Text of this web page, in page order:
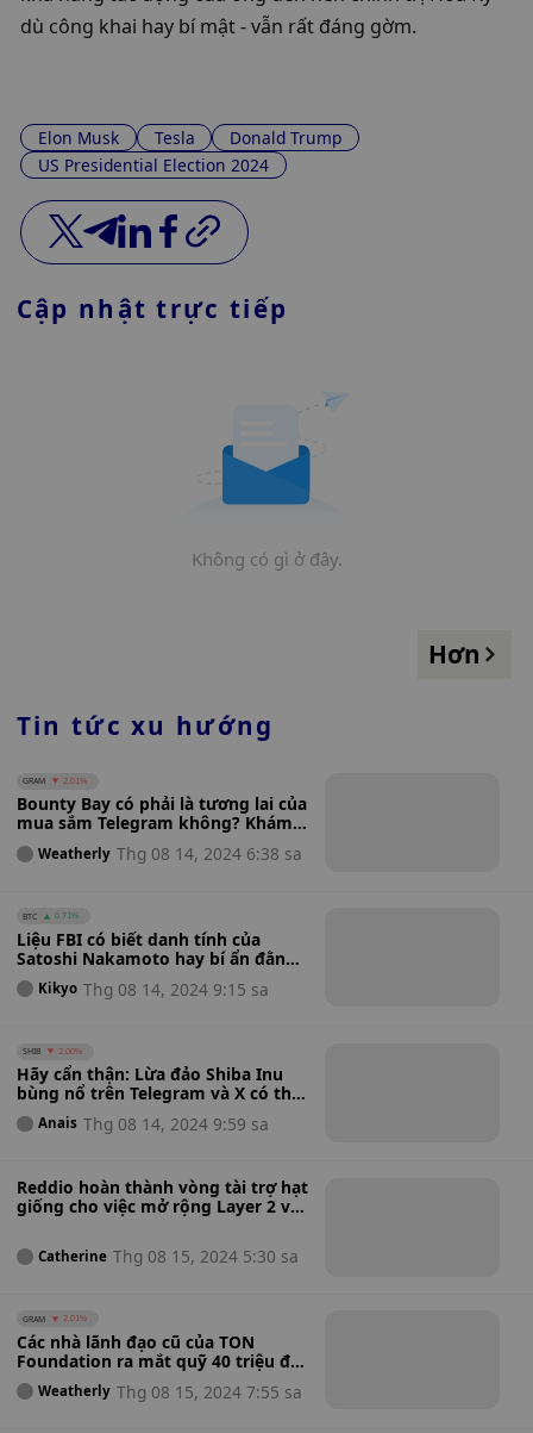
dù công khai hay bí mật - vẫn rất đáng gờm.
Elon Musk Tesla
Donald Trump
US Presidential Election 2024
Cập nhật trực tiếp
Không có gì ở đây.
Hơn
Tin tức xu hướng
GRAM 2.01%
Bounty Bay có phải là tương lai của
mua sắm Telegram không? Khám
phá cách $BBY Token và Airdrop
Points có thể thay đổi trò chơi
Weatherly Thg 08 14, 2024 6:38 sa
BTC 0.71%
Liệu FBI có biết danh tính của
Satoshi Nakamoto hay bí ẩn đằng
sau người sáng tạo ra Bitcoin vẫn
còn là ẩn số?
Kikyo Thg 08 14, 2024 9:15 sa
SHIB 2.00%
Hãy cẩn thận: Lừa đảo Shiba Inu
bùng nổ trên Telegram và X có thể
làm rỗng ví của bạn – Đừng sập
bẫy này
Anais Thg 08 14, 2024 9:59 sa
Reddio hoàn thành vòng tài trợ hạt
giống cho việc mở rộng Layer 2 với
trong bối cảnh tích hợp World ID
Catherine Thg 08 15, 2024 5:30 sa
GRAM 2.01%
Các nhà lãnh đạo cũ của TON
Foundation ra mắt quỹ 40 triệu đô
la để thúc đẩy thế hệ dự án
Blockchain TON tiếp theo – Liệu họ
Weatherly Thg 08 15, 2024 7:55 sa